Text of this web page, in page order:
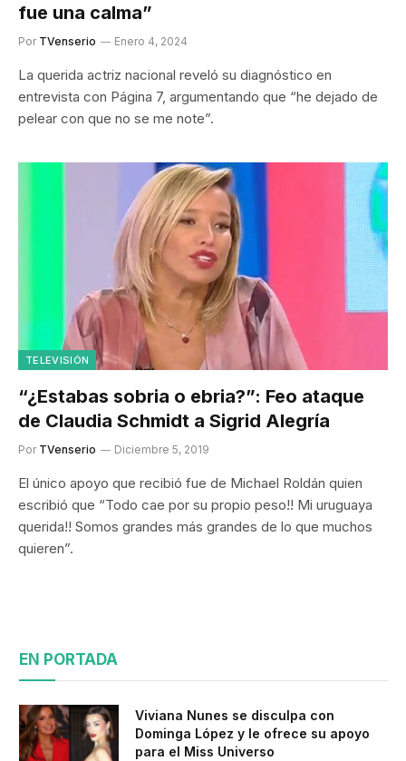
fue una calma”
Por TVenserio Enero 4, 2024
La querida actriz nacional reveló su diagnóstico en
entrevista con Página 7, argumentando que “he dejado de
pelear con que no se me note”.
TELEVISIÓN
“¿Estabas sobria o ebria?”: Feo ataque
de Claudia Schmidt a Sigrid Alegría
Por TVenserio Diciembre 5, 2019
El único apoyo que recibió fue de Michael Roldán quien
escribió que “Todo cae por su propio peso!! Mi uruguaya
querida!! Somos grandes más grandes de lo que muchos
quieren”.
EN PORTADA
Viviana Nunes se disculpa con
Dominga López y le ofrece su apoyo
para el Miss Universo